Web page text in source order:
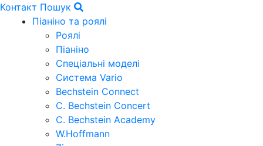
Контакт Пошук
Піаніно та роялі
Роялі
Піаніно
Спеціальні моделі
Система Vario
Bechstein Connect
C. Bechstein Concert
C. Bechstein Academy
W.Hoffmann